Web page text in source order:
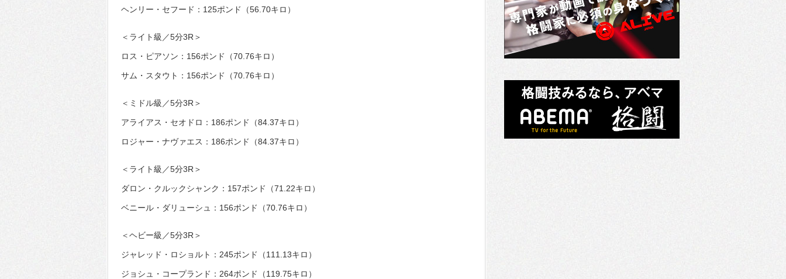
ヘンリー・セフード：125ポンド（56.70キロ）
＜ライト級／5分3R＞
ロス・ピアソン：156ポンド（70.76キロ）
サム・スタウト：156ポンド（70.76キロ）
＜ミドル級／5分3R＞
アライアス・セオドロ：186ポンド（84.37キロ）
ロジャー・ナヴァエス：186ポンド（84.37キロ）
＜ライト級／5分3R＞
ダロン・クルックシャンク：157ポンド（71.22キロ）
ベニール・ダリューシュ：156ポンド（70.76キロ）
＜ヘビー級／5分3R＞
ジャレッド・ロショルト：245ポンド（111.13キロ）
ジョシュ・コープランド：264ポンド（119.75キロ）